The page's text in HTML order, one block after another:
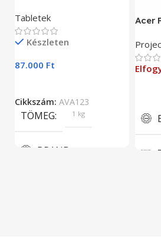
Tabletek
Készleten
87.000 Ft
Cikkszám: AVA123
TÖMEG 1 kg
BRAND
Acer